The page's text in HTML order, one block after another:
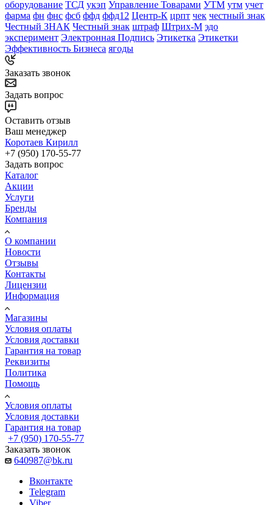
оборудование ТСД укэп Управление Товарами УТМ утм учет
фарма фн фнс фсб ффд ффд12 Центр-К црпт чек честный знак
Честный ЗНАК Честный знак штраф Штрих-М эдо
эксперимент Электронная Подпись Этикетка Этикетки
Эффективность Бизнеса ягоды
Заказать звонок
Задать вопрос
Оставить отзыв
Ваш менеджер
Коротаев Кирилл
+7 (950) 170-55-77
Задать вопрос
Каталог
Акции
Услуги
Бренды
Компания
О компании
Новости
Отзывы
Контакты
Лицензии
Информация
Магазины
Условия оплаты
Условия доставки
Гарантия на товар
Реквизиты
Политика
Помощь
Условия оплаты
Условия доставки
Гарантия на товар
+7 (950) 170-55-77
Заказать звонок
640987@bk.ru
Вконтакте
Telegram
Viber